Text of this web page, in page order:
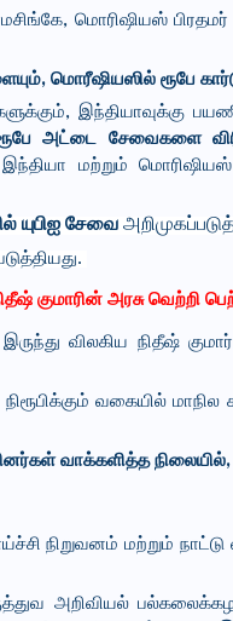
மொரிஷியஸ்
மொரீஷியஸில் ரூபே
இந்தியாவுக்கு
அட்டை சேவைகளை
மற்றும் மொரிஷியஸ்
யுபிஐ சேவை
குமாரின் அரசு வெற்றி
விலகிய நிதீஷ்
வகையில்
வாக்களித்த நிலையில்,
நிறுவனம் மற்றும் நாட்டு
அறிவியல்